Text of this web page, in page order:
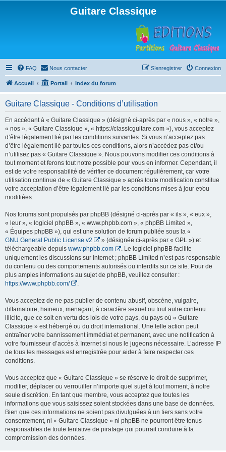
Guitare Classique
FAQ Nous contacter Connexion
S’enregistrer
Accueil Portail Index du forum
Guitare Classique - Conditions d’utilisation
En accédant à « Guitare Classique » (désigné ci-après par « nous », « notre »,
« nos », « Guitare Classique », « https://classicguitare.com »), vous acceptez
d’être légalement lié par les conditions suivantes. Si vous n’acceptez pas
d’être légalement lié par toutes ces conditions, alors n’accédez pas et/ou
n’utilisez pas « Guitare Classique ». Nous pouvons modifier ces conditions à
tout moment et ferons tout notre possible pour vous en informer. Cependant, il
est de votre responsabilité de vérifier ce document régulièrement, car votre
utilisation continue de « Guitare Classique » après toute modification constitue
votre acceptation d’être légalement lié par les conditions mises à jour et/ou
modifiées.
Nos forums sont propulsés par phpBB (désigné ci-après par « ils », « eux »,
« leur », « logiciel phpBB », « www.phpbb.com », « phpBB Limited »,
« Équipes phpBB »), qui est une solution de forum publiée sous la «
GNU General Public License v2
» (désignée ci-après par « GPL ») et
téléchargeable depuis www.phpbb.com
. Le logiciel phpBB facilite
uniquement les discussions sur Internet ; phpBB Limited n’est pas responsable
du contenu ou des comportements autorisés ou interdits sur ce site. Pour de
plus amples informations au sujet de phpBB, veuillez consulter :
https://www.phpbb.com/
Vous acceptez de ne pas publier de contenu abusif, obscène, vulgaire,
diffamatoire, haineux, menaçant, à caractère sexuel ou tout autre contenu
illicite, que ce soit en vertu des lois de votre pays, du pays où « Guitare
Classique » est hébergé ou du droit international. Une telle action peut
entraîner votre bannissement immédiat et permanent, avec une notification à
votre fournisseur d’accès à Internet si nous le jugeons nécessaire. L’adresse IP
de tous les messages est enregistrée pour aider à faire respecter ces
conditions.
Vous acceptez que « Guitare Classique » se réserve le droit de supprimer,
modifier, déplacer ou verrouiller n’importe quel sujet à tout moment, à notre
seule discrétion. En tant que membre, vous acceptez que toutes les
informations que vous saisissez soient stockées dans une base de données.
Bien que ces informations ne soient pas divulguées à un tiers sans votre
consentement, ni « Guitare Classique » ni phpBB ne pourront être tenus
responsables de toute tentative de piratage qui pourrait conduire à la
compromission des données.